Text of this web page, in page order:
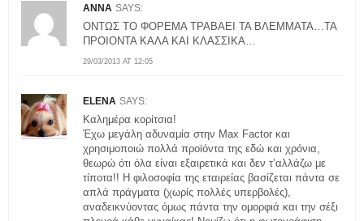
ANNA SAYS:
29/03/2013 AT 12:05
ΟΝΤΩΣ ΤΟ ΦΟΡΕΜΑ ΤΡΑΒΑΕΙ ΤΑ ΒΛΕΜΜΑΤΑ…ΤΑ
ΠΡΟΙΟΝΤΑ ΚΑΛΑ ΚΑΙ ΚΛΑΣΣΙΚΑ…
ELENA SAYS:
Καλημέρα κορίτσια!
Έχω μεγάλη αδυναμία στην Max Factor και
χρησιμοποιώ πολλά προϊόντα της εδώ και χρόνια,
θεωρώ ότι όλα είναι εξαιρετικά και δεν τ’αλλάζω με
τίποτα!! Η φιλοσοφία της εταιρείας βασίζεται πάντα σε
απλά πράγματα (χωρίς πολλές υπερβολές),
αναδεικνύοντας όμως πάντα την ομορφιά και την σέξι